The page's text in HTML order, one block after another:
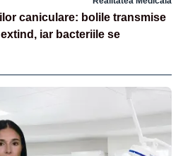
caniculare: bolile transmise
iar bacteriile se